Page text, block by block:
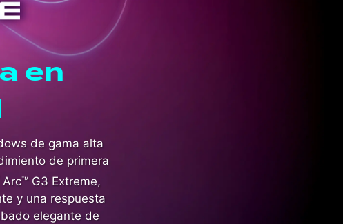
en
de gama alta
de primera
G3 Extreme,
y una respuesta
elegante de